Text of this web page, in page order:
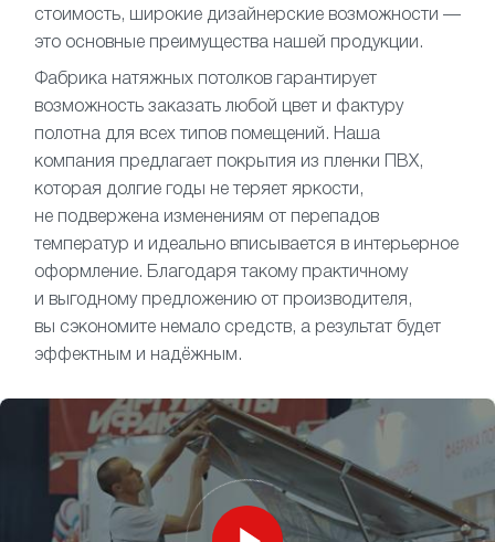
стоимость, широкие дизайнерские возможности —
это основные преимущества нашей продукции.
Фабрика натяжных потолков гарантирует
возможность заказать любой цвет и фактуру
полотна для всех типов помещений. Наша
компания предлагает покрытия из пленки ПВХ,
которая долгие годы не теряет яркости,
не подвержена изменениям от перепадов
температур и идеально вписывается в интерьерное
оформление. Благодаря такому практичному
и выгодному предложению от производителя,
вы сэкономите немало средств, а результат будет
эффектным и надёжным.